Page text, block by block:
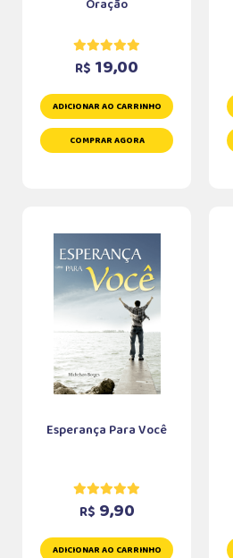
Oração
R$ 19,00
ADICIONAR AO CARRINHO
COMPRAR AGORA
Esperança Para Você
R$ 9,90
ADICIONAR AO CARRINHO